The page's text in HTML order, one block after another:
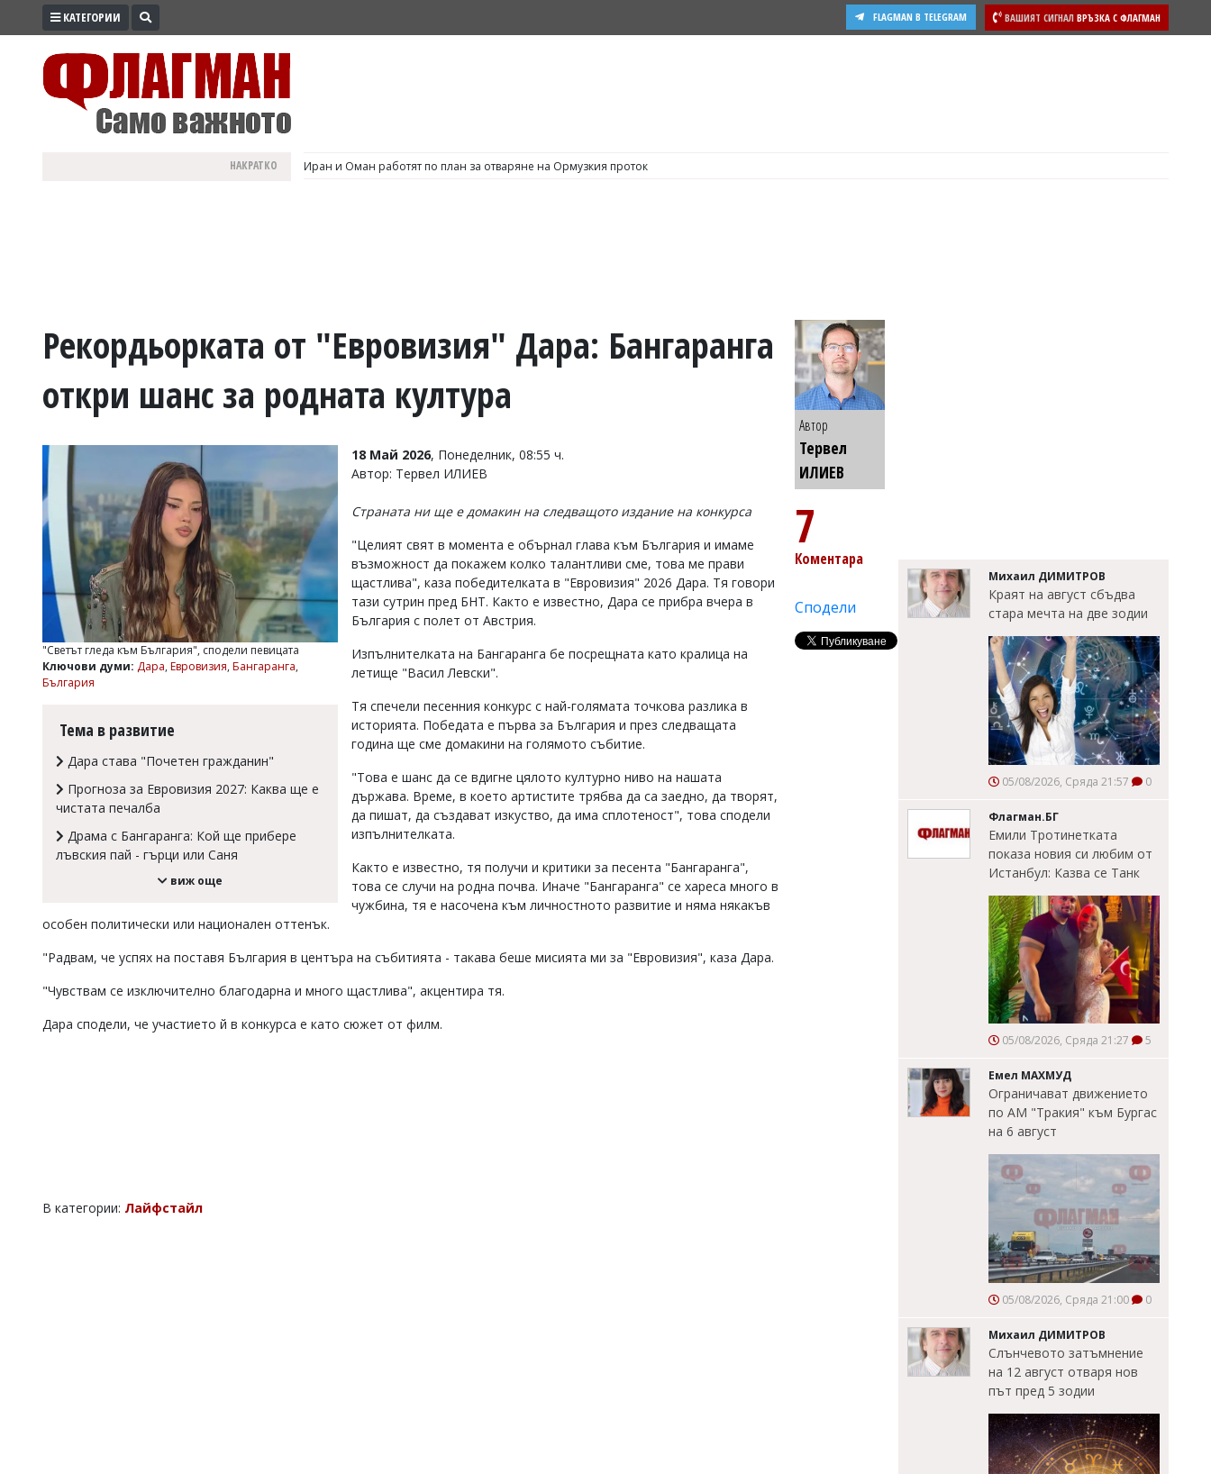
ПРОМО
ВОЙНАТА
УКРАЙНА
РАЗСЛЕДВАНЕ
БИЗНЕС
Управители:
Веселин
Василев,
v.vasilev@flagman.bg
Касабова,
k.kassabova@flagman.bg
редактор:
office@flagman.bg
читателите
редакцията
КАТЕГОРИИ ВАШИЯТ СИГНАЛ ВРЪЗКА С ФЛАГМАН
FLAGMAN В TELEGRAM
НАКРАТКО Иран и Оман работят по план за отваряне на Ормузкия проток
Рекордьорката от "Евровизия" Дара: Бангаранга
откри шанс за родната култура
"Светът гледа към България", сподели певицата
Ключови думи: Дара, Евровизия, Бангаранга,
България
Тема в развитие
Дара става "Почетен гражданин"
Прогноза за Евровизия 2027: Каква ще е
чистата печалба
Драма с Бангаранга: Кой ще прибере
лъвския пай - гърци или Саня
виж още
18 Май 2026, Понеделник, 08:55 ч.
Автор: Тервел ИЛИЕВ
Страната ни ще е домакин на следващото издание на конкурса
"Целият свят в момента е обърнал глава към България и имаме
възможност да покажем колко талантливи сме, това ме прави
щастлива", каза победителката в "Евровизия" 2026 Дара. Тя говори
тази сутрин пред БНТ. Както е известно, Дара се прибра вчера в
България с полет от Австрия.
Изпълнителката на Бангаранга бе посрещната като кралица на
летище "Васил Левски".
Тя спечели песенния конкурс с най-голямата точкова разлика в
историята. Победата е първа за България и през следващата
година ще сме домакини на голямото събитие.
"Това е шанс да се вдигне цялото културно ниво на нашата
държава. Време, в което артистите трябва да са заедно, да творят,
да пишат, да създават изкуство, да има сплотеност", това сподели
изпълнителката.
Както е известно, тя получи и критики за песента "Бангаранга",
това се случи на родна почва. Иначе "Бангаранга" се хареса много в
чужбина, тя е насочена към личностното развитие и няма някакъв
особен политически или национален оттенък.
"Радвам, че успях на поставя България в центъра на събитията - такава беше мисията ми за "Евровизия", каза Дара.
"Чувствам се изключително благодарна и много щастлива", акцентира тя.
Дара сподели, че участието й в конкурса е като сюжет от филм.
В категории: Лайфстайл
Автор
Тервел
ИЛИЕВ
7
Коментара
Сподели
Михаил ДИМИТРОВ
Краят на август сбъдва
стара мечта на две зодии
05/08/2026, Сряда 21:57 0
Флагман.БГ
Емили Тротинетката
показа новия си любим от
Истанбул: Казва се Танк
05/08/2026, Сряда 21:27 5
Емел МАХМУД
Ограничават движението
по АМ "Тракия" към Бургас
на 6 август
05/08/2026, Сряда 21:00 0
Михаил ДИМИТРОВ
Слънчевото затъмнение
на 12 август отваря нов
път пред 5 зодии